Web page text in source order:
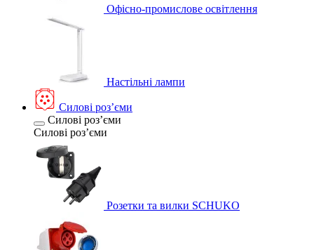
Офісно-промислове освітлення
Настільні лампи
Силові розʼєми
Силові розʼєми
Силові розʼєми
Розетки та вилки SCHUKO